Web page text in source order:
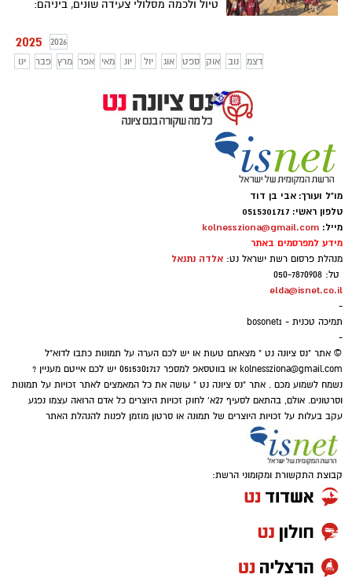
טיול ולכמה מסלולי צעידה שונים, ביניהם:
רוזנברג, רכז השכבה: "הטיול הזה נועד לא רק
כדי להינות מהטבע אלא גם כדי לחזק את
הקשרים בין החניכים, לפתח שיתוף פעולה,
2025
2026
ינו
פבר מרץ אפר מאי יונ יול אוג ספט אוק נוב דצמ
מו"ל ועורך: אבי בן דוד
טלפון ראשי: 0515301717
מייל: kolnessziona@gmail.com
מידע למפרסמים באתר
מנהלת פרסום רשת ישראל נט: אלדה נתנאל
טל: 050-7870908
elda@isnet.co.il
-
תמיכה טכנית - bosonet1
-
© אתר "נס ציונה נט " מצאתם טעות או יש לכם הערה על תמונות כתבו לדוא"ל
kolnessziona@gmail.com
או בווטסאפ למספר 0515301717 יש לכם אייטם מעניין ?
נשמח לשמוע מכם . אתר "נס ציונה נט " עושה את כל המאמצים לאתר זכויות על תמונות
וסרטונים. אולם, בהתאם לסעיף 27א' לחוק זכויות היוצרים כל אדם הרואה עצמו נפגע
עקב בעלות על זכויות היוצרים של תמונה או סרטון מוזמן לפנות להנהלת האתר
קבוצת התקשורת ומקומוני הרשת: